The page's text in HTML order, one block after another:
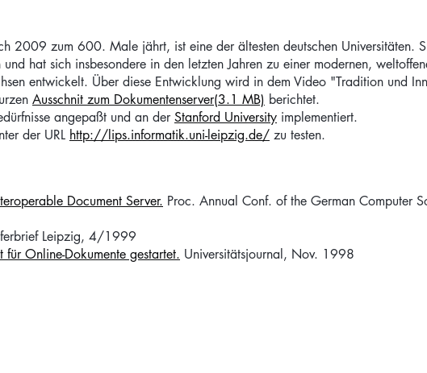
2009 zum 600. Male jährt, ist eine der ältesten deutschen Universitäten.
hat sich insbesondere in den letzten Jahren zu einer modernen,
entwickelt. Über diese Entwicklung wird in dem Video "Tradition und
Ausschnit zum Dokumentenserver(3.1 MB) berichtet.
angepaßt und an der Stanford University implementiert.
der URL http://lips.informatik.uni-leipzig.de/ zu testen.
Document Server. Proc. Annual Conf. of the German Computer
Leipzig, 4/1999
für Online-Dokumente gestartet. Universitätsjournal, Nov. 1998